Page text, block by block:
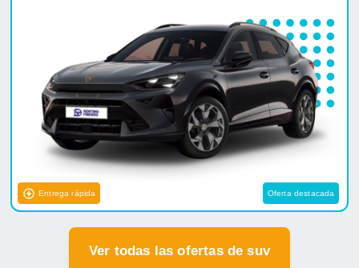
Entrega rápida Oferta destacada
Ver todas las ofertas de suv